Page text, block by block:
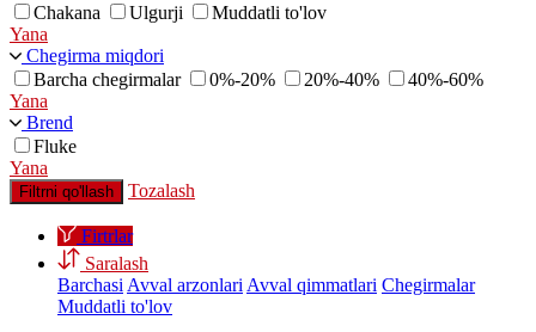
Chakana
Ulgurji
Muddatli to'lov
Yana
Chegirma miqdori
Barcha chegirmalar
0%-20% 20%-40%
40%-60%
Yana
Brend
Fluke
Yana
Filtrni qo'llash Tozalash
Firtrlar
Saralash
Barchasi Avval arzonlari Avval qimmatlari Chegirmalar
Muddatli to'lov